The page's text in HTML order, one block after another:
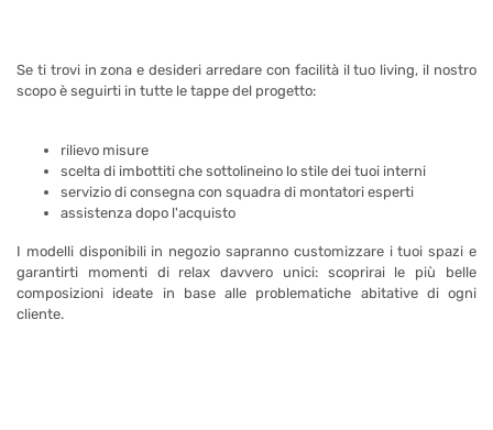
Se ti trovi in zona e desideri arredare con facilità il tuo living, il nostro
scopo è seguirti in tutte le tappe del progetto:
rilievo misure
scelta di imbottiti che sottolineino lo stile dei tuoi interni
servizio di consegna con squadra di montatori esperti
assistenza dopo l'acquisto
I modelli disponibili in negozio sapranno customizzare i tuoi spazi e
garantirti momenti di relax davvero unici: scoprirai le più belle
composizioni ideate in base alle problematiche abitative di ogni
cliente.